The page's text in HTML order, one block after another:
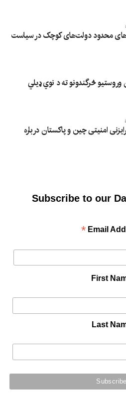
محدود دولت‌های کوچک در سیاست
وروستیو څرگندونو ته د نوي ډیلي
امنیتی چین و پاکستان درباره
Subscribe to our
Email
*
First
Last